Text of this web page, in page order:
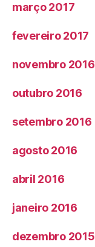
março 2017
fevereiro 2017
novembro 2016
outubro 2016
setembro 2016
agosto 2016
abril 2016
janeiro 2016
dezembro 2015